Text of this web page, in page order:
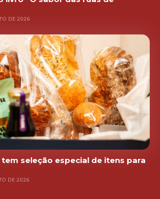
DE 2026
seleção especial de itens para
DE 2026